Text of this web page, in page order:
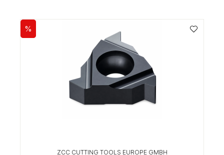
Rabatt
%
ZCC CUTTING TOOLS EUROPE GMBH